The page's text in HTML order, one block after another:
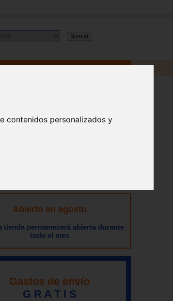
contenidos personalizados y
Abierto en agosto
tienda permanecerá abierta durante
todo el mes
Gastos de envío
G R A T I S